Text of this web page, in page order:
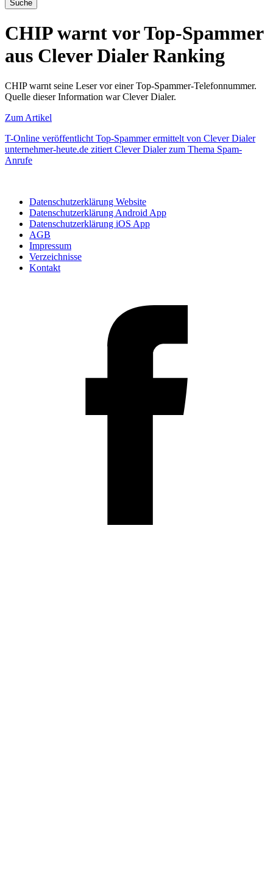
Zum
Inhalt
CHIP warnt vor Top-Spammer
aus Clever Dialer Ranking
CHIP warnt seine Leser vor einer Top-Spammer-Telefonnummer.
Quelle dieser Information war Clever Dialer.
Zum Artikel
Beitragsnavigation
T-Online veröffentlicht Top-Spammer ermittelt von Clever Dialer
unternehmer-heute.de zitiert Clever Dialer zum Thema Spam-
Anrufe
Datenschutzerklärung Website
Datenschutzerklärung Android App
Datenschutzerklärung iOS App
AGB
Impressum
Verzeichnisse
Kontakt